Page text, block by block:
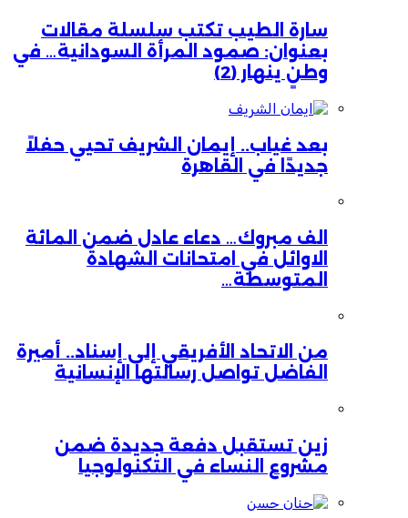
سارة الطيب تكتب سلسلة مقالات
بعنوان: صمود المرأة السودانية… في
وطنٍ ينهار (2)
بعد غياب.. إيمان الشريف تحيي حفلاً
جديدًا في القاهرة
الف مبروك… دعاء عادل ضمن المائة
الاوائل في امتحانات الشهادة
المتوسطة…
من الاتحاد الأفريقي إلى إسناد.. أميرة
الفاضل تواصل رسالتها الإنسانية
زين تستقبل دفعة جديدة ضمن
مشروع النساء في التكنولوجيا